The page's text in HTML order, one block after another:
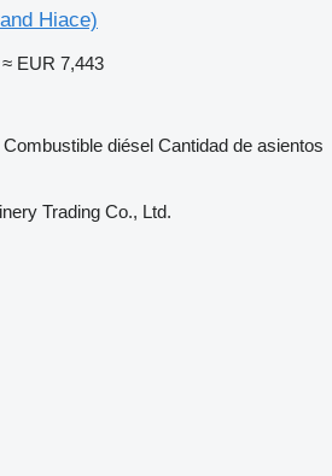
Hiace)
≈ EUR 7,443
Combustible diésel Cantidad de asientos
Trading Co., Ltd.